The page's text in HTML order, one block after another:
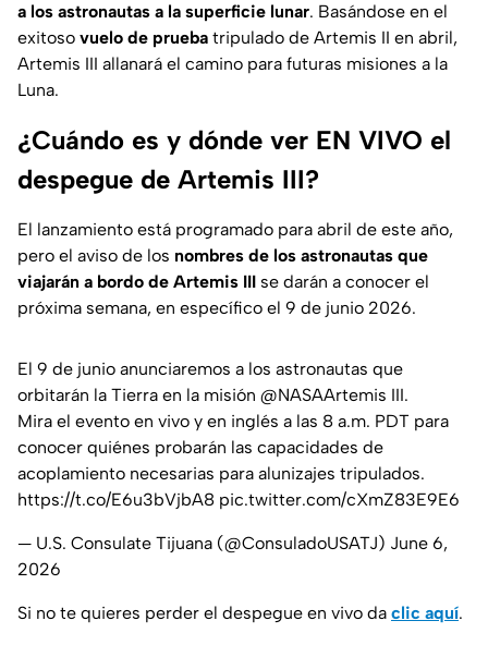
a los astronautas a la superficie lunar. Basándose en el
exitoso vuelo de prueba tripulado de Artemis II en abril,
Artemis III allanará el camino para futuras misiones a la
Luna.
¿Cuándo es y dónde ver EN VIVO el
despegue de Artemis III?
El lanzamiento está programado para abril de este año,
pero el aviso de los nombres de los astronautas que
viajarán a bordo de Artemis III se darán a conocer el
próxima semana, en específico el 9 de junio 2026.
El 9 de junio anunciaremos a los astronautas que
orbitarán la Tierra en la misión @NASAArtemis III.
Mira el evento en vivo y en inglés a las 8 a.m. PDT para
conocer quiénes probarán las capacidades de
acoplamiento necesarias para alunizajes tripulados.
https://t.co/E6u3bVjbA8 pic.twitter.com/cXmZ83E9E6
— U.S. Consulate Tijuana (@ConsuladoUSATJ) June 6,
2026
Si no te quieres perder el despegue en vivo da clic aquí.